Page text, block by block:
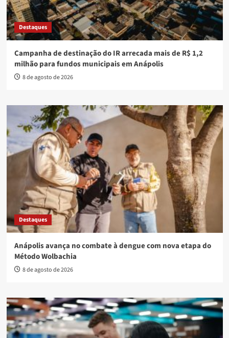
Destaques
Campanha de destinação do IR arrecada mais de R$ 1,2
milhão para fundos municipais em Anápolis
8 de agosto de 2026
Destaques
Anápolis avança no combate à dengue com nova etapa do
Método Wolbachia
8 de agosto de 2026